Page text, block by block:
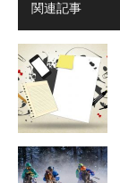
関連記事